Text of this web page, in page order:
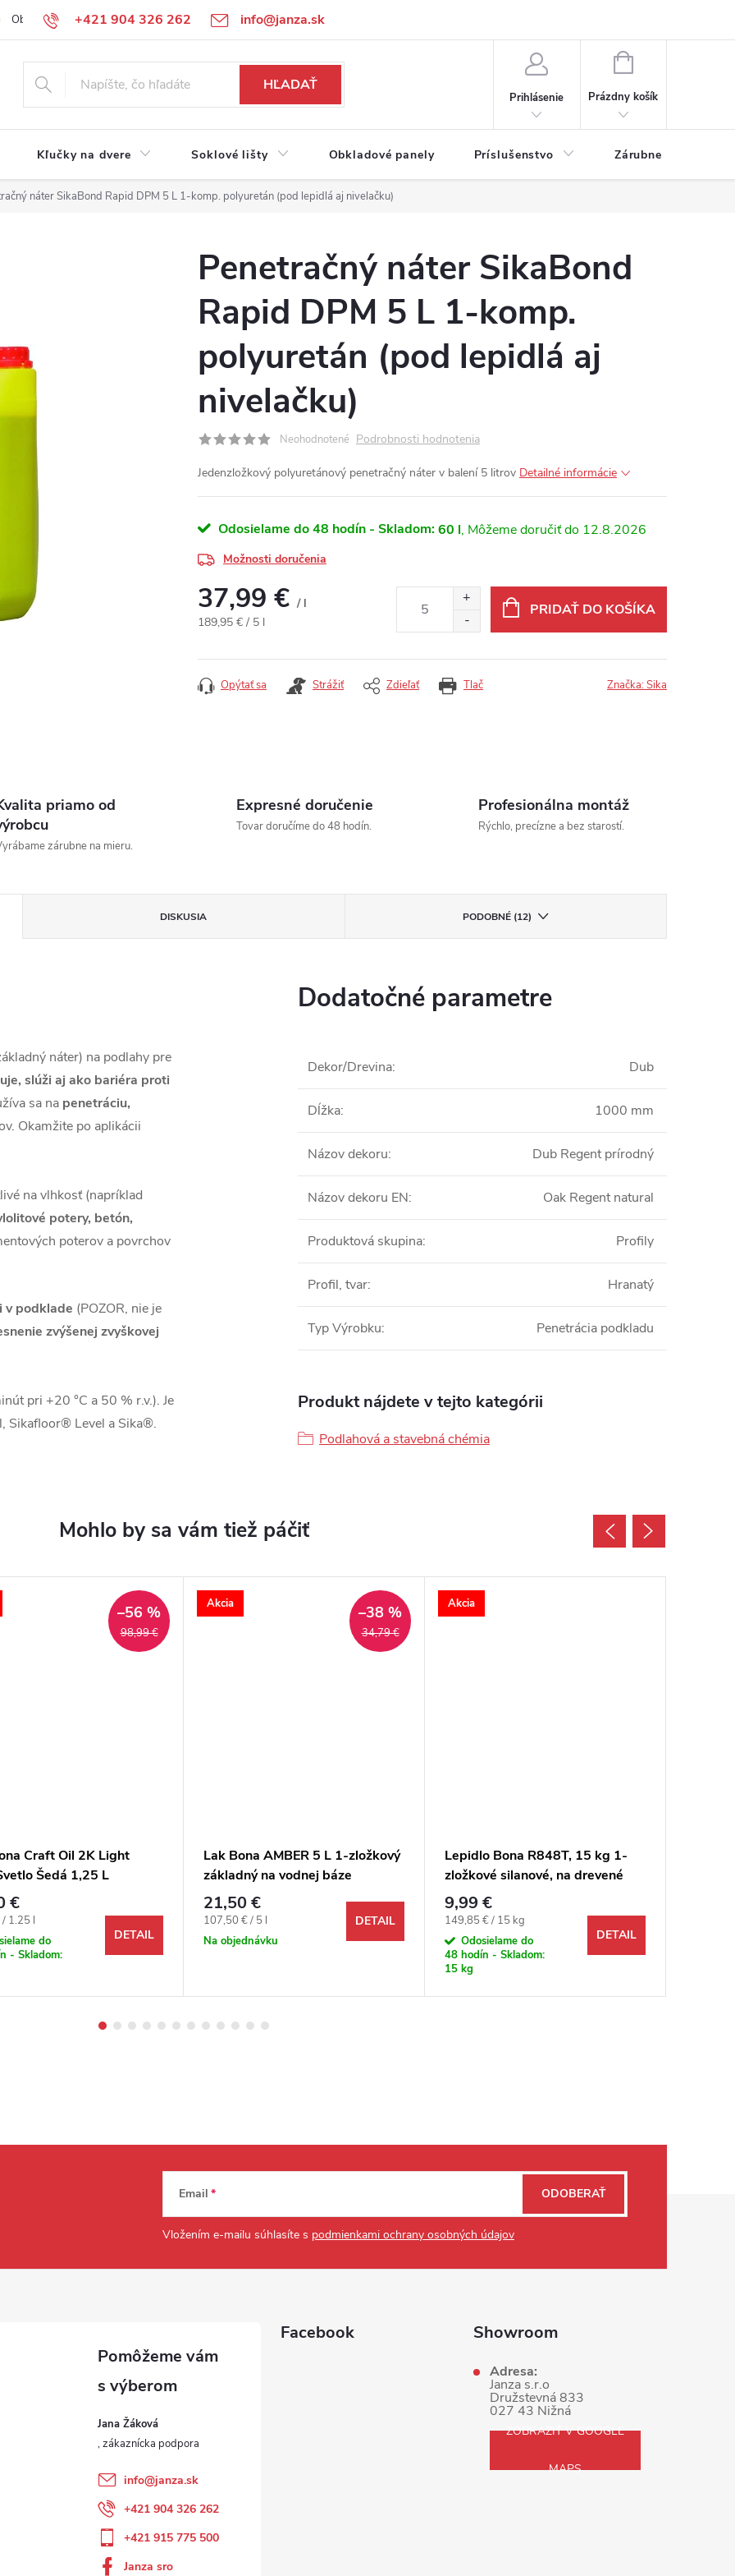
+421 904 326 262 info@janza.sk
Obchodné podmienky Reklamačné podmienky Podmienky ochrany osobných údajov
HĽADAŤ
Prihlásenie
NÁKUPNÝ KOŠÍK
Prázdny košík
Kľučky na dvere Soklové lišty Obkladové panely Príslušenstvo Zárubne
náter SikaBond Rapid DPM 5 L 1-komp. polyuretán (pod lepidlá aj nivelačku)
Penetračný náter SikaBond
Rapid DPM 5 L 1-komp.
polyuretán (pod lepidlá aj
nivelačku)
Neohodnotené Podrobnosti hodnotenia
Jedenzložkový polyuretánový penetračný náter v balení 5 litrov Detailné informácie
Odosielame do 48 hodín - Skladom:60 l 12.8.2026
Možnosti doručenia
37,99 € / l
Jednotková cena:
189,95 € / 5 l
PRIDAŤ DO KOŠÍKA
Tlač
Opýtať sa Strážiť Zdieľať Značka:Sika
priamo od
zárubne na mieru.
Expresné doručenie
Tovar doručíme do 48 hodín.
Profesionálna montáž
Rýchlo, precízne a bez starostí.
DISKUSIA PODOBNÉ (12)
náter) na podlahy pre
slúži aj ako bariéra proti
sa na penetráciu,
Okamžite po aplikácii
na vlhkosť (napríklad
potery, betón,
poterov a povrchov
v podklade (POZOR, nie je
zvýšenej zvyškovej
pri +20 °C a 50 % r.v.). Je
Sikafloor® Level a Sika®.
Dodatočné parametre
Dekor/Drevina: Dub
Dĺžka: 1000 mm
Názov dekoru: Dub Regent prírodný
Názov dekoru EN: Oak Regent natural
Produktová skupina: Profily
Profil, tvar: Hranatý
Typ Výrobku: Penetrácia podkladu
Produkt nájdete v tejto kategórii
Podlahová a stavebná chémia
98,99 €
–56 %
Craft Oil 2K Light
Šedá 1,25 L
€
cena:
1.25 l
do
- Skladom:
DETAIL
Akcia
34,79 €
–38 %
Lak Bona AMBER 5 L 1-zložkový
základný na vodnej báze
21,50 €
Jednotková cena:
107,50 € / 5 l
Na objednávku
DETAIL
Akcia
Lepidlo Bona R848T, 15 kg 1-
zložkové silanové, na drevené
podlahy
9,99 €
Jednotková cena:
149,85 € / 15 kg
Odosielame do
48 hodín - Skladom:
15 kg
DETAIL
Email
Vložením e-mailu súhlasíte s podmienkami ochrany osobných údajov
ODOBERAŤ
Jana Žáková
info@janza.sk
+421 904 326 262
+421 915 775 500
Janza sro
Facebook Showroom
Adresa:
Janza s.r.o
Družstevná 833
027 43 Nižná
ZOBRAZIŤ V GOOGLE
MAPS